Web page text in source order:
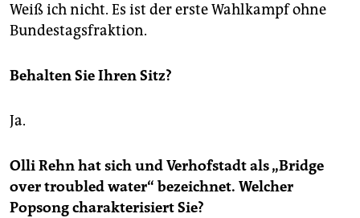
Weiß ich nicht. Es ist der erste Wahlkampf ohne
Bundestagsfraktion.
Behalten Sie Ihren Sitz?
Ja.
Olli Rehn hat sich und Verhofstadt als „Bridge
over troubled water“ bezeichnet. Welcher
Popsong charakterisiert Sie?